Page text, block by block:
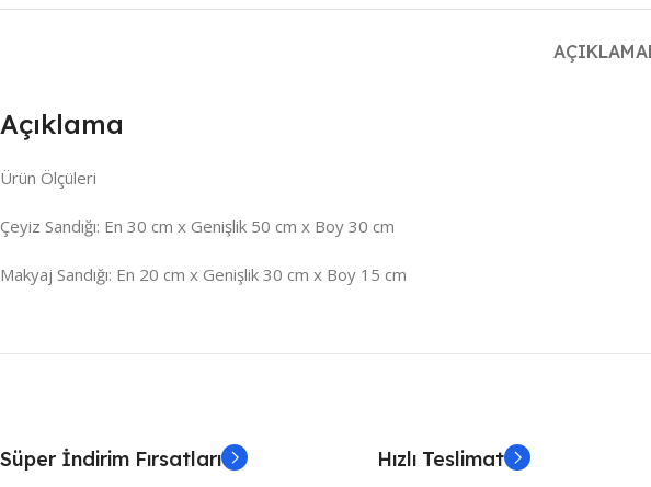
AÇIKLAMA
Açıklama
Ürün Ölçüleri
Çeyiz Sandığı: En 30 cm x Genişlik 50 cm x Boy 30 cm
Makyaj Sandığı: En 20 cm x Genişlik 30 cm x Boy 15 cm
Süper İndirim Fırsatları Hızlı Teslimat